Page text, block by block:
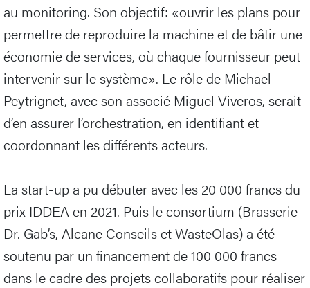
au monitoring. Son objectif: «ouvrir les plans pour
permettre de reproduire la machine et de bâtir une
économie de services, où chaque fournisseur peut
intervenir sur le système». Le rôle de Michael
Peytrignet, avec son associé Miguel Viveros, serait
d’en assurer l’orchestration, en identifiant et
coordonnant les différents acteurs.
La start-up a pu débuter avec les 20 000 francs du
prix IDDEA en 2021. Puis le consortium (Brasserie
Dr. Gab’s, Alcane Conseils et WasteOlas) a été
soutenu par un financement de 100 000 francs
dans le cadre des projets collaboratifs pour réaliser